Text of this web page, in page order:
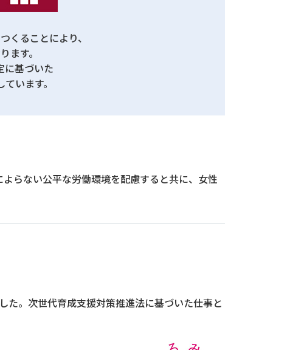
くることにより、
ます。
に基づいた
います。
らない公平な労働環境を配慮すると共に、女性
た。次世代育成支援対策推進法に基づいた仕事と